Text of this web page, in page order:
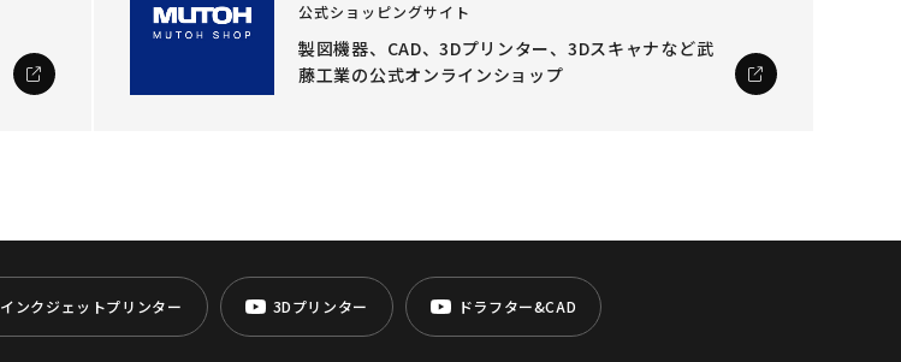
公式ショッピングサイト
製図機器、CAD、3Dプリンター、3Dスキャナなど武
藤工業の公式オンラインショップ
インクジェットプリンター 3Dプリンター ドラフター&CAD